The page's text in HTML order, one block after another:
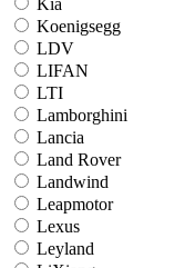
Koenigsegg
LDV
LIFAN
LTI
Lamborghini
Lancia
Land Rover
Landwind
Leapmotor
Lexus
Leyland